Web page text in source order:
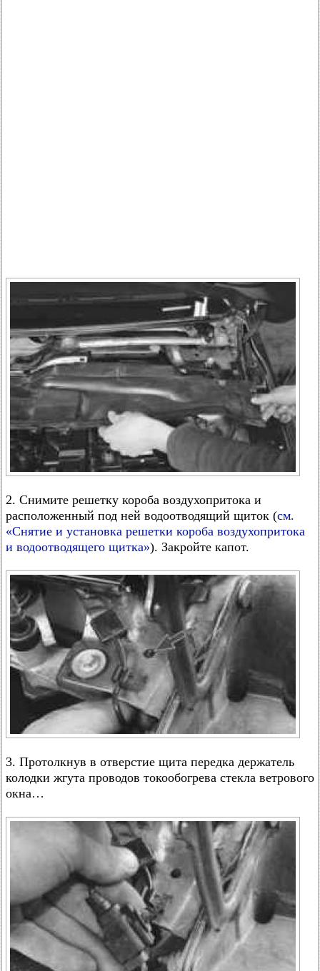
2. Снимите решетку короба воздухопритока и
расположенный под ней водоотводящий щиток (см.
«Снятие и установка решетки короба воздухопритока
и водоотводящего щитка»). Закройте капот.
3. Протолкнув в отверстие щита передка держатель
колодки жгута проводов токообогрева стекла ветрового
окна…